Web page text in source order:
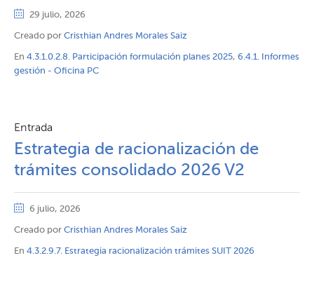
29 julio, 2026
Creado por Cristhian Andres Morales Saiz
En 4.3.1.0.2.8. Participación formulación planes 2025, 6.4.1. Informes
gestión - Oficina PC
Entrada
Estrategia de racionalización de
trámites consolidado 2026 V2
6 julio, 2026
Creado por Cristhian Andres Morales Saiz
En 4.3.2.9.7. Estrategia racionalización trámites SUIT 2026